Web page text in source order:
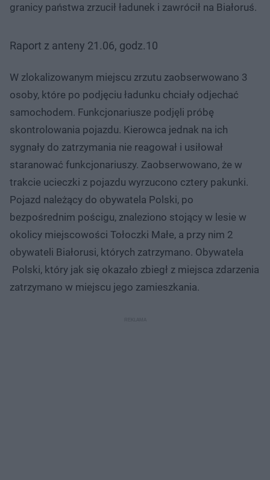
granicy państwa zrzucił ładunek i zawrócił na Białoruś.
Raport z anteny 21.06, godz.10
W zlokalizowanym miejscu zrzutu zaobserwowano 3
osoby, które po podjęciu ładunku chciały odjechać
samochodem. Funkcjonariusze podjęli próbę
skontrolowania pojazdu. Kierowca jednak na ich
sygnały do zatrzymania nie reagował i usiłował
staranować funkcjonariuszy. Zaobserwowano, że w
trakcie ucieczki z pojazdu wyrzucono cztery pakunki.
Pojazd należący do obywatela Polski, po
bezpośrednim pościgu, znaleziono stojący w lesie w
okolicy miejscowości Tołoczki Małe, a przy nim 2
obywateli Białorusi, których zatrzymano. Obywatela
Polski, który jak się okazało zbiegł z miejsca zdarzenia
zatrzymano w miejscu jego zamieszkania.